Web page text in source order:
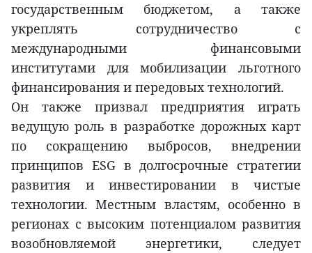
государственным бюджетом, а также
укреплять сотрудничество с
международными финансовыми
институтами для мобилизации льготного
финансирования и передовых технологий.
Он также призвал предприятия играть
ведущую роль в разработке дорожных карт
по сокращению выбросов, внедрении
принципов ESG в долгосрочные стратегии
развития и инвестировании в чистые
технологии. Местным властям, особенно в
регионах с высоким потенциалом развития
возобновляемой энергетики, следует